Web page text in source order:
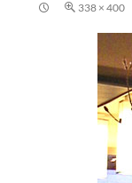
338 × 400